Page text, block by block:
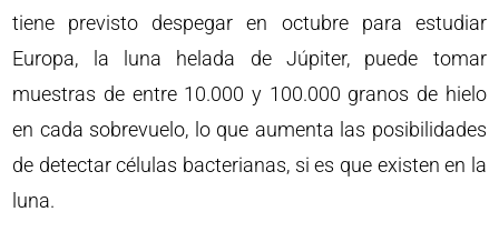
tiene previsto despegar en octubre para estudiar
Europa, la luna helada de Júpiter, puede tomar
muestras de entre 10.000 y 100.000 granos de hielo
en cada sobrevuelo, lo que aumenta las posibilidades
de detectar células bacterianas, si es que existen en la
luna.